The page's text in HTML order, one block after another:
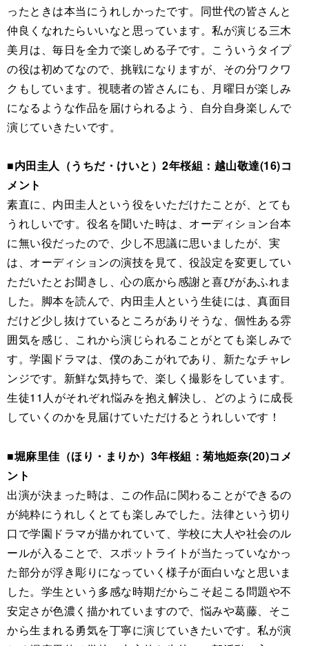
ったときは本当にうれしかったです。同世代の皆さんと
仲良くなれたらいいなと思っています。私が演じる三木
美月は、毎日を全力で楽しめる子です。こういうタイプ
の役は初めてなので、挑戦になりますが、その分ワクワ
クもしています。視聴者の皆さんにも、月曜日が楽しみ
になるような作品を届けられるよう、自分自身楽しんで
演じていきたいです。
■内田圭人（うちだ・けいと）2年桜組：越山敬達(16)コ
メント
素直に、内田圭人という役をいただけたことが、とても
うれしいです。役名を聞いた時は、オーディション台本
に無い役だったので、少し不思議に思いましたが、実
は、オーディションの演技を見て、役設定を変更してい
ただいたとお聞きし、心の底から感謝と喜びがあふれま
した。脚本を読んで、内田圭人という生徒には、真面目
だけど少し抜けているところがありそうな、個性ある雰
囲気を感じ、これから演じられることがとても楽しみで
す。学園ドラマは、僕のあこがれであり、新たなチャレ
ンジです。新鮮な気持ちで、楽しく撮影をしています。
生徒11人がそれぞれ悩みを抱え解決し、どのように成長
していくのかを見届けていただけるとうれしいです！
■堀麻里佳（ほり・まりか）3年桜組：菊地姫奈(20)コメ
ント
出演が決まった時は、この作品に関わることができるの
が純粋にうれしくとても楽しみでした。法律という切り
口で学園ドラマが描かれていて、学校に大人や社会のル
ールが入ることで、スポットライトが当たっていなかっ
た部分が浮き彫りになっていく様子が面白いなと思いま
した。学生という多感な時期だからこそ起こる問題や不
安定さが色濃く描かれていますので、悩みや葛藤、そこ
から生まれる勇気を丁寧に演じていきたいです。私が演